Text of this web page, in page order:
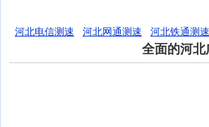
河北电信测速 河北网通测速 河北铁通测速
全面的河